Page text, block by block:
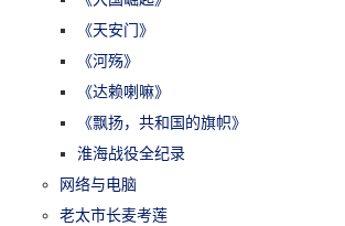
《天安门》
《河殇》
《达赖喇嘛》
《飘扬，共和国的旗帜》
淮海战役全纪录
网络与电脑
老太市长麦考莲